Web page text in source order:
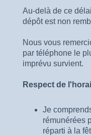
Au-delà de ce
dépôt est non
Nous vous
par téléphone le
imprévu survient.
Respect de
Je
rémunérées
réparti à la